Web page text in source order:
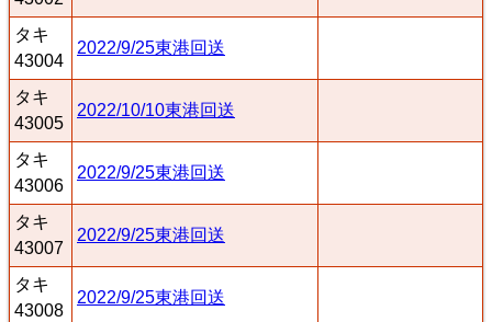
タキ
43004
2022/9/25東港回送
タキ
43005
2022/10/10東港回送
タキ
43006
2022/9/25東港回送
タキ
43007
2022/9/25東港回送
タキ
43008
2022/9/25東港回送